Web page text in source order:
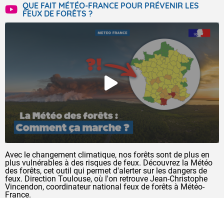
QUE FAIT MÉTÉO-FRANCE POUR PRÉVENIR LES
FEUX DE FORÊTS ?
Avec le changement climatique, nos forêts sont de plus en
plus vulnérables à des risques de feux. Découvrez la Météo
des forêts, cet outil qui permet d'alerter sur les dangers de
feux. Direction Toulouse, où l'on retrouve Jean-Christophe
Vincendon, coordinateur national feux de forêts à Météo-
France.